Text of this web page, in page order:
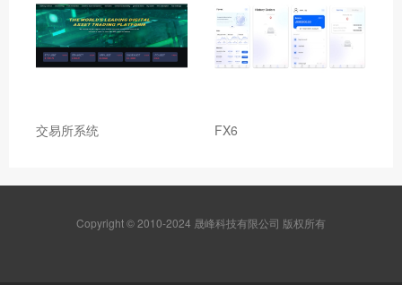
交易所系统 FX6
Copyright © 2010-2024 晟峰科技有限公司 版权所有